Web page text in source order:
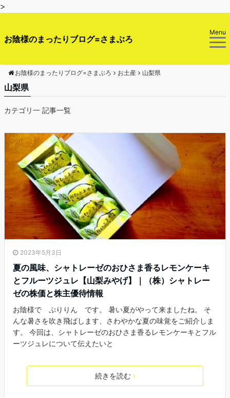
>
お陰様のまったりブログ=さまぶろ
Menu
お陰様のまったりブログ=さまぶろ お土産 山梨県
山梨県
カテゴリ一 記事一覧
2023年5月3日
夏の風味、シャトレーゼのおひさま香るレモンケーキ
とフルーツジュレ【山梨みやげ】｜（株）シャトレー
ゼの株価と株主優待情報
お陰様で ぷりりん です。 暑い夏がやって来ましたね。 そ
んな暑さを吹き飛ばします、さわやかな夏の味覚をご紹介しま
す。 今回は、シャトレーゼのおひさま香るレモンケーキとフル
ーツジュレについて伝えたいと
続きを読む